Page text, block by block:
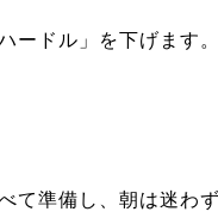
ードル」を下げます。
て準備し、朝は迷わ